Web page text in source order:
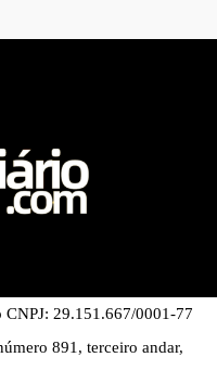
29.151.667/0001-77
891, terceiro andar,